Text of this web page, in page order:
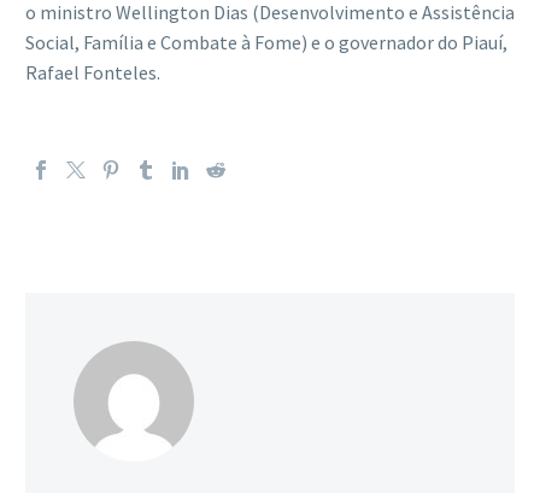
o ministro Wellington Dias (Desenvolvimento e Assistência
Social, Família e Combate à Fome) e o governador do Piauí,
Rafael Fonteles.